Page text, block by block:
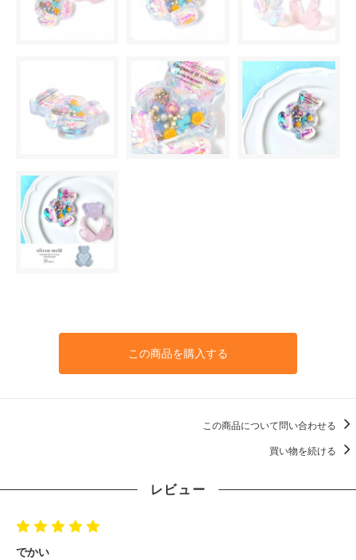
この商品を購入する
この商品について問い合わせる
買い物を続ける
レビュー
でかい